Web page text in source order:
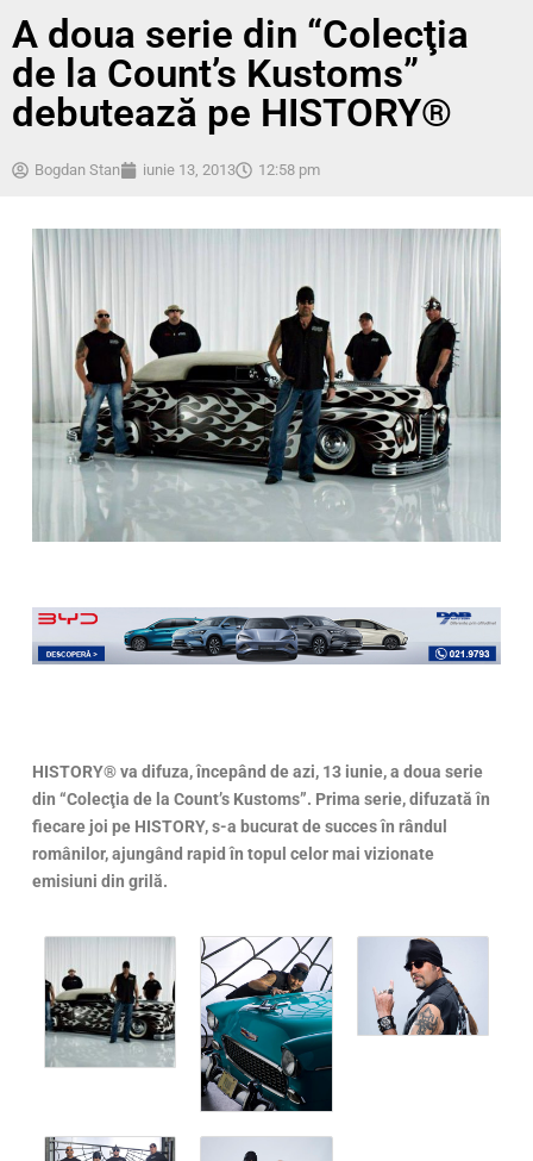
A doua serie din “Colecţia
de la Count’s Kustoms”
debutează pe HISTORY®
Bogdan Stan iunie 13, 2013 12:58 pm
HISTORY® va difuza, începând de azi, 13 iunie, a doua serie
din “Colecţia de la Count’s Kustoms”. Prima serie, difuzată în
fiecare joi pe HISTORY, s-a bucurat de succes în rândul
românilor, ajungând rapid în topul celor mai vizionate
emisiuni din grilă.